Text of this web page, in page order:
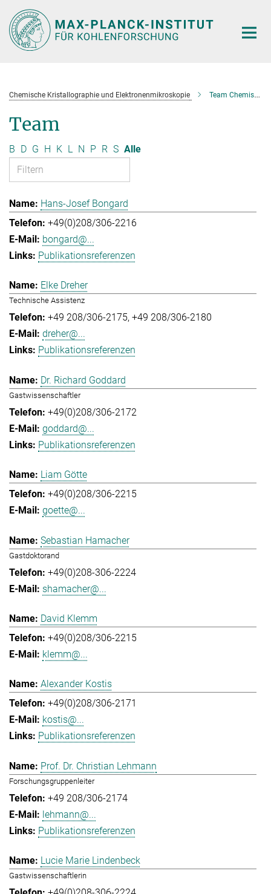
Hauptinhalt
Chemische Kristallographie und Elektronenmikroskopie Team Chemische Kristallographie und Elektronenmikroskopie
Team
B D G H K L N P R S Alle
Hans-Josef Bongard
+49(0)208/306-2216
bongard@...
Publikationsreferenzen
Elke Dreher
Technische Assistenz
+49 208/306-2175 +49 208/306-2180
dreher@...
Publikationsreferenzen
Dr. Richard Goddard
Gastwissenschaftler
+49(0)208/306-2172
goddard@...
Publikationsreferenzen
Liam Götte
+49(0)208/306-2215
goette@...
Sebastian Hamacher
Gastdoktorand
+49(0)208-306-2224
shamacher@...
David Klemm
+49(0)208/306-2215
klemm@...
Alexander Kostis
+49(0)208/306-2171
kostis@...
Publikationsreferenzen
Prof. Dr. Christian Lehmann
Forschungsgruppenleiter
+49 208/306-2174
lehmann@...
Publikationsreferenzen
Lucie Marie Lindenbeck
Gastwissenschaftlerin